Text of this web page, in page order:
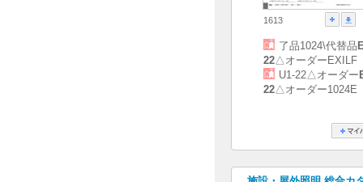
1613
了品1024\代替品
22△オーダーEXILF
U1-22△オーダー
22△オーダー1024E